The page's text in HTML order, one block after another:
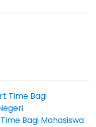
Bagi Mahasiswa